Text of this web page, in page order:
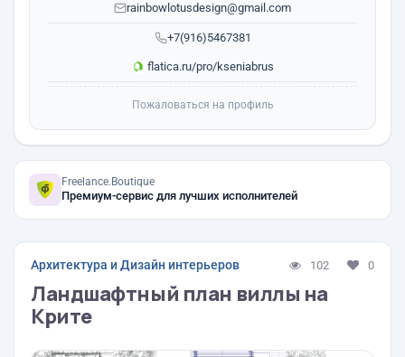
+7(916)5467381
rainbowlotusdesign@gmail.com
flatica.ru/pro/kseniabrus
Пожаловаться на профиль
Freelance.Boutique
Премиум-сервис для лучших исполнителей
Архитектура и Дизайн интерьеров 102 0
Ландшафтный план виллы на
Крите